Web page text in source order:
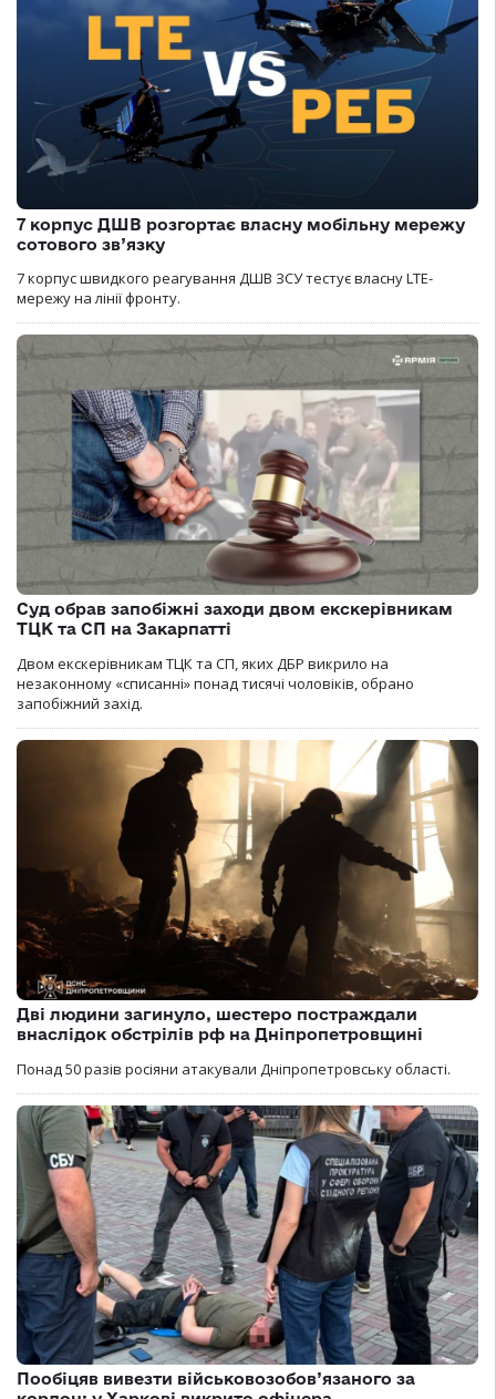
7 корпус ДШВ розгортає власну мобільну мережу
сотового зв’язку
7 корпус швидкого реагування ДШВ ЗСУ тестує власну LTE-
мережу на лінії фронту.
Суд обрав запобіжні заходи двом екскерівникам
ТЦК та СП на Закарпатті
Двом екскерівникам ТЦК та СП, яких ДБР викрило на
незаконному «списанні» понад тисячі чоловіків, обрано
запобіжний захід.
Дві людини загинуло, шестеро постраждали
внаслідок обстрілів рф на Дніпропетровщині
Понад 50 разів росіяни атакували Дніпропетровську області.
Пообіцяв вивезти військовозобов’язаного за